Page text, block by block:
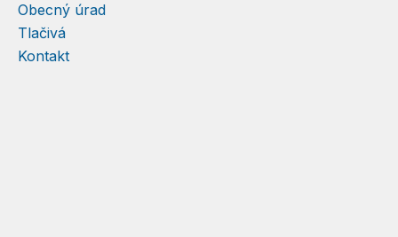
Obecný úrad
Tlačivá
Kontakt